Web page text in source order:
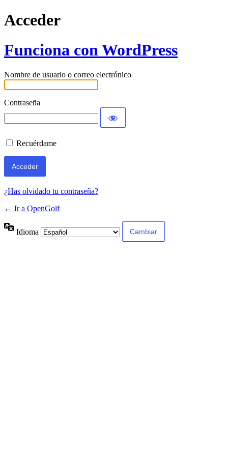
Acceder
Funciona con WordPress
Nombre de usuario o correo electrónico
Contraseña
Recuérdame
¿Has olvidado tu contraseña?
← Ir a OpenGolf
Idioma